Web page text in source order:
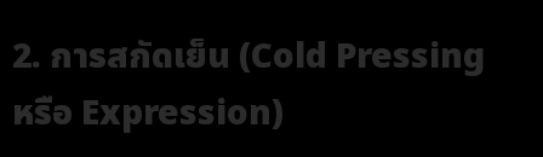
2. การสกัดเย็น (Cold Pressing
หรือ Expression)